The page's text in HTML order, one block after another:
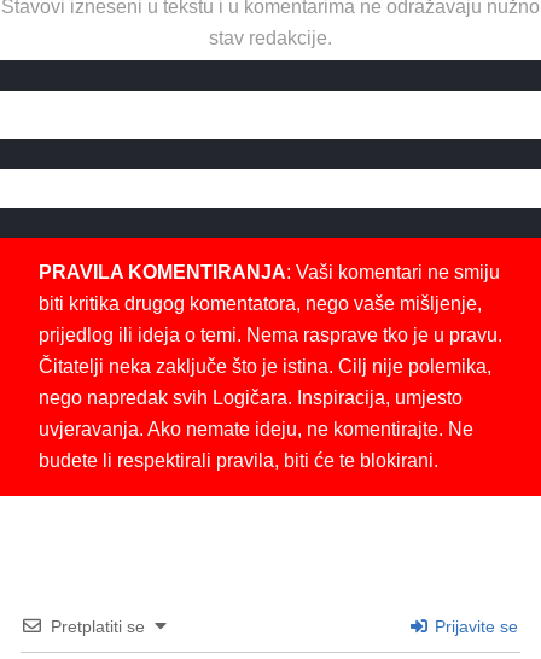
Stavovi izneseni u tekstu i u komentarima ne odražavaju nužno
stav redakcije.
PRAVILA KOMENTIRANJA: Vaši komentari ne smiju
biti kritika drugog komentatora, nego vaše mišljenje,
prijedlog ili ideja o temi. Nema rasprave tko je u pravu.
Čitatelji neka zaključe što je istina. Cilj nije polemika,
nego napredak svih Logičara. Inspiracija, umjesto
uvjeravanja. Ako nemate ideju, ne komentirajte. Ne
budete li respektirali pravila, biti će te blokirani.
Pretplatiti se Prijavite se